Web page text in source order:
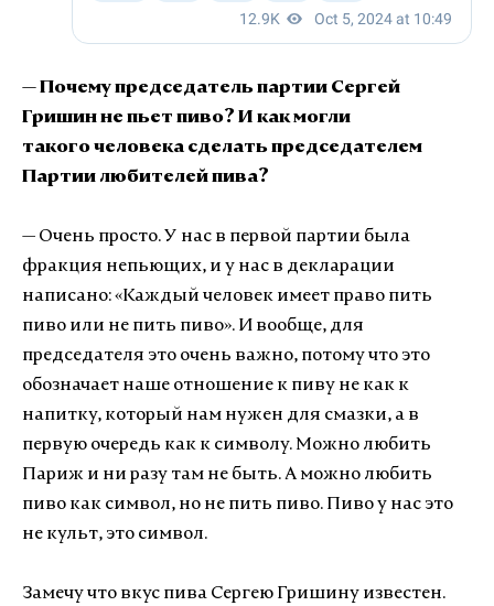
— Почему председатель партии Сергей
Гришин не пьет пиво? И как могли
такого человека сделать председателем
Партии любителей пива?
— Очень просто. У нас в первой партии была
фракция непьющих, и у нас в декларации
написано: «Каждый человек имеет право пить
пиво или не пить пиво». И вообще, для
председателя это очень важно, потому что это
обозначает наше отношение к пиву не как к
напитку, который нам нужен для смазки, а в
первую очередь как к символу. Можно любить
Париж и ни разу там не быть. А можно любить
пиво как символ, но не пить пиво. Пиво у нас это
не культ, это символ.
Замечу что вкус пива Сергею Гришину известен.